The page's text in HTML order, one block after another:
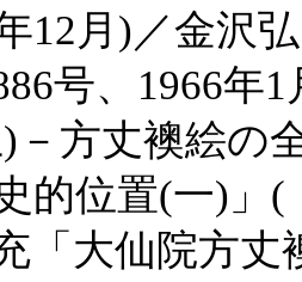
12月)／金沢
号、1966年
－方丈襖絵の
的位置(一)」(
「大仙院方